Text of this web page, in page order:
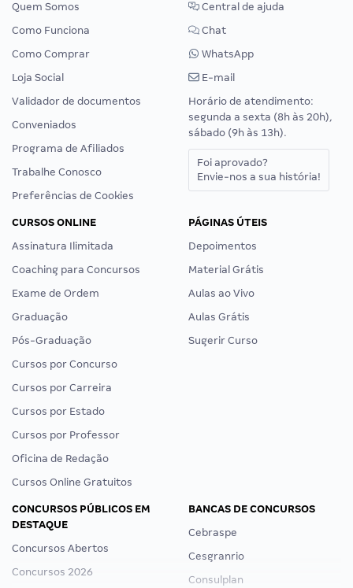
Quem Somos
Como Funciona
Como Comprar
Loja Social
Validador de documentos
Conveniados
Programa de Afiliados
Trabalhe Conosco
Preferências de Cookies
Central de ajuda
Chat
WhatsApp
E-mail
Horário de atendimento:
segunda a sexta (8h às 20h),
sábado (9h às 13h).
Foi aprovado?
Envie-nos a sua história!
CURSOS ONLINE
Assinatura Ilimitada
Coaching para Concursos
Exame de Ordem
Graduação
Pós-Graduação
Cursos por Concurso
Cursos por Carreira
Cursos por Estado
Cursos por Professor
Oficina de Redação
Cursos Online Gratuitos
PÁGINAS ÚTEIS
Depoimentos
Material Grátis
Aulas ao Vivo
Aulas Grátis
Sugerir Curso
CONCURSOS PÚBLICOS EM
DESTAQUE
Concursos Abertos
Concursos 2026
BANCAS DE CONCURSOS
Cebraspe
Cesgranrio
Consulplan